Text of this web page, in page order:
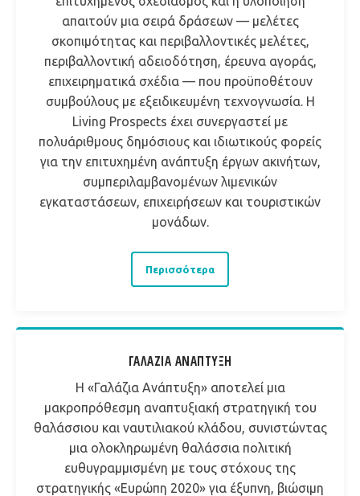
απαιτούν μια σειρά δράσεων — μελέτες
σκοπιμότητας και περιβαλλοντικές μελέτες,
περιβαλλοντική αδειοδότηση, έρευνα αγοράς,
επιχειρηματικά σχέδια — που προϋποθέτουν
συμβούλους με εξειδικευμένη τεχνογνωσία. Η
Living Prospects έχει συνεργαστεί με
πολυάριθμους δημόσιους και ιδιωτικούς φορείς
για την επιτυχημένη ανάπτυξη έργων ακινήτων,
συμπεριλαμβανομένων λιμενικών
εγκαταστάσεων, επιχειρήσεων και τουριστικών
μονάδων.
Περισσότερα
ΓΑΛΆΖΙΑ ΑΝΆΠΤΥΞΗ
Η «Γαλάζια Ανάπτυξη» αποτελεί μια
μακροπρόθεσμη αναπτυξιακή στρατηγική του
θαλάσσιου και ναυτιλιακού κλάδου, συνιστώντας
μια ολοκληρωμένη θαλάσσια πολιτική
ευθυγραμμισμένη με τους στόχους της
στρατηγικής «Ευρώπη 2020» για έξυπνη, βιώσιμη